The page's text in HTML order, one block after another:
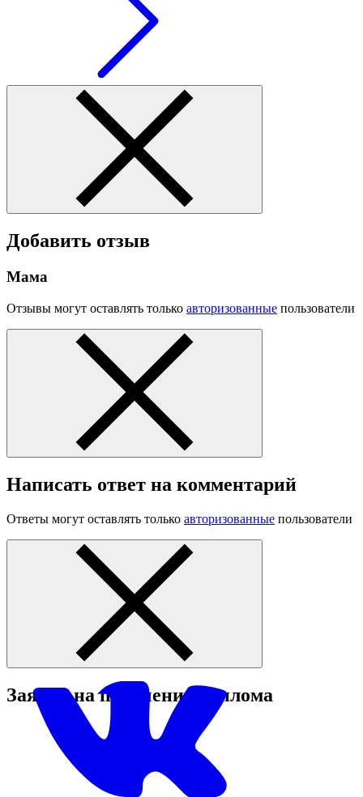
Добавить отзыв
Мама
Отзывы могут оставлять только авторизованные пользователи
Написать ответ на комментарий
Ответы могут оставлять только авторизованные пользователи
Заявка на получение диплома